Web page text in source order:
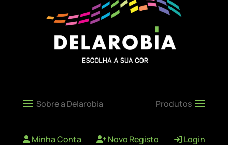
Minha Conta Novo Registo Login